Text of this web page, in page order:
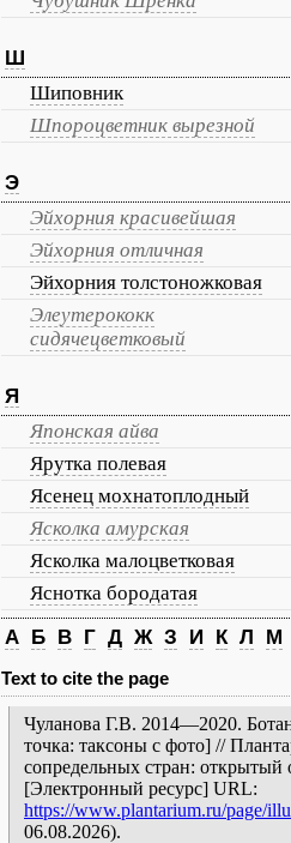
Ш
Шиповник
Шпороцветник вырезной
Э
Эйхорния красивейшая
Эйхорния отличная
Эйхорния толстоножковая
Элеутерококк
сидячецветковый
Я
Японская айва
Ярутка полевая
Ясенец мохнатоплодный
Ясколка амурская
Ясколка малоцветковая
Яснотка бородатая
А Б В Г Д Ж З И К Л М
Text to cite the page
Чуланова Г.В. 2014—2020.
точка: таксоны с фото] //
сопредельных стран: открытый
[Электронный ресурс] URL:
https://www.plantarium.ru/page/
06.08.2026).